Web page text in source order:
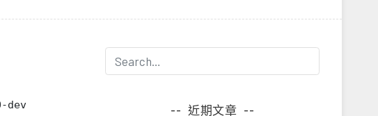
dev 近期文章